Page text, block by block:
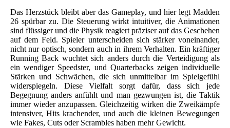
Das Herzstück bleibt aber das Gameplay, und hier legt Madden
26 spürbar zu. Die Steuerung wirkt intuitiver, die Animationen
sind flüssiger und die Physik reagiert präziser auf das Geschehen
auf dem Feld. Spieler unterscheiden sich stärker voneinander,
nicht nur optisch, sondern auch in ihrem Verhalten. Ein kräftiger
Running Back wuchtet sich anders durch die Verteidigung als
ein wendiger Speedster, und Quarterbacks zeigen individuelle
Stärken und Schwächen, die sich unmittelbar im Spielgefühl
widerspiegeln. Diese Vielfalt sorgt dafür, dass sich jede
Begegnung anders anfühlt und man gezwungen ist, die Taktik
immer wieder anzupassen. Gleichzeitig wirken die Zweikämpfe
intensiver, Hits krachender, und auch die kleinen Bewegungen
wie Fakes, Cuts oder Scrambles haben mehr Gewicht.